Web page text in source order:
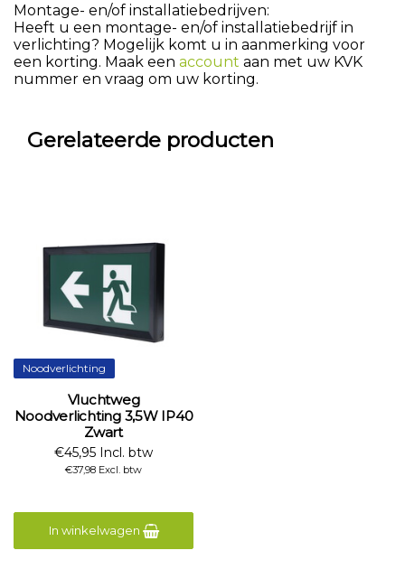
Montage- en/of installatiebedrijven:
Heeft u een montage- en/of installatiebedrijf in
verlichting? Mogelijk komt u in aanmerking voor
een korting. Maak een account aan met uw KVK
nummer en vraag om uw korting.
Gerelateerde producten
Noodverlichting
Vluchtweg
Noodverlichting 3,5W IP40
Zwart
€45,95 Incl. btw
€37,98 Excl. btw
In winkelwagen